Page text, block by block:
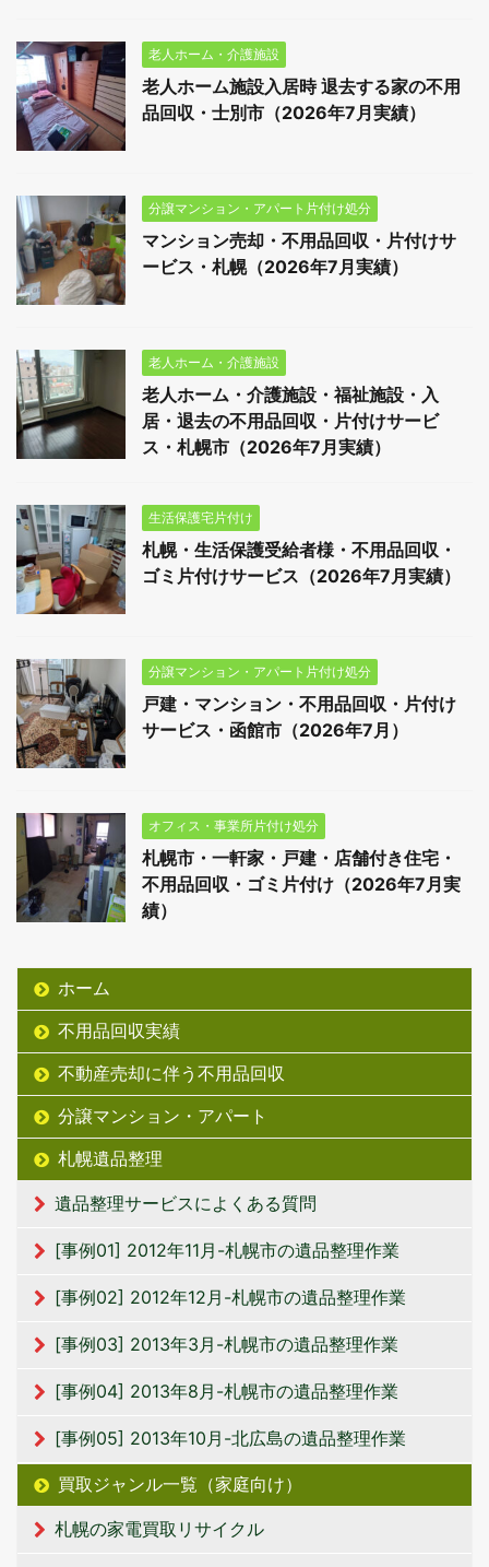
老人ホーム・介護施設
老人ホーム施設入居時 退去する家の不用
品回収・士別市（2026年7月実績）
分譲マンション・アパート片付け処分
マンション売却・不用品回収・片付けサ
ービス・札幌（2026年7月実績）
老人ホーム・介護施設
老人ホーム・介護施設・福祉施設・入
居・退去の不用品回収・片付けサービ
ス・札幌市（2026年7月実績）
生活保護宅片付け
札幌・生活保護受給者様・不用品回収・
ゴミ片付けサービス（2026年7月実績）
分譲マンション・アパート片付け処分
戸建・マンション・不用品回収・片付け
サービス・函館市（2026年7月）
オフィス・事業所片付け処分
札幌市・一軒家・戸建・店舗付き住宅・
不用品回収・ゴミ片付け（2026年7月実
績）
ホーム
不用品回収実績
不動産売却に伴う不用品回収
分譲マンション・アパート
札幌遺品整理
遺品整理サービスによくある質問
[事例01] 2012年11月-札幌市の遺品整理作業
[事例02] 2012年12月-札幌市の遺品整理作業
[事例03] 2013年3月-札幌市の遺品整理作業
[事例04] 2013年8月-札幌市の遺品整理作業
[事例05] 2013年10月-北広島の遺品整理作業
買取ジャンル一覧（家庭向け）
札幌の家電買取リサイクル